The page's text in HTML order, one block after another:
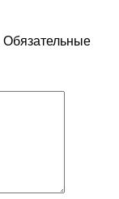
Обязательные